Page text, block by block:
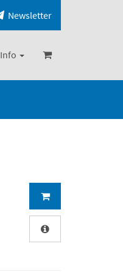
Newsletter
Info